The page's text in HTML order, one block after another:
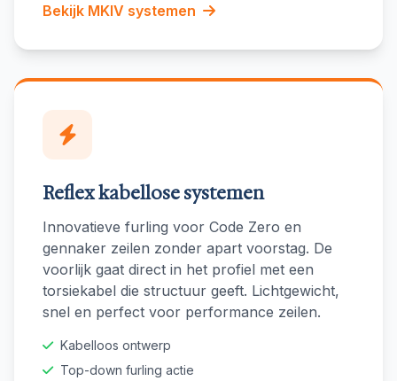
Bekijk MKIV systemen
Reflex kabellose systemen
Innovatieve furling voor Code Zero en
gennaker zeilen zonder apart voorstag. De
voorlijk gaat direct in het profiel met een
torsiekabel die structuur geeft. Lichtgewicht,
snel en perfect voor performance zeilen.
Kabelloos ontwerp
Top-down furling actie